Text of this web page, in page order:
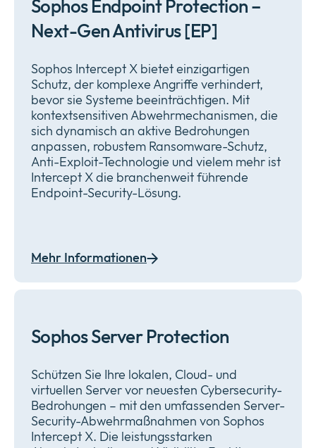
Sophos Endpoint Protection –
Next-Gen Antivirus [EP]
Sophos Intercept X bietet einzigartigen
Schutz, der komplexe Angriffe verhindert,
bevor sie Systeme beeinträchtigen. Mit
kontextsensitiven Abwehrmechanismen, die
sich dynamisch an aktive Bedrohungen
anpassen, robustem Ransomware-Schutz,
Anti-Exploit-Technologie und vielem mehr ist
Intercept X die branchenweit führende
Endpoint-Security-Lösung.
Mehr Informationen
Sophos Server Protection
Schützen Sie Ihre lokalen, Cloud- und
virtuellen Server vor neuesten Cybersecurity-
Bedrohungen – mit den umfassenden Server-
Security-Abwehrmaßnahmen von Sophos
Intercept X. Die leistungsstarken